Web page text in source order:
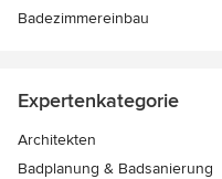
Badezimmereinbau
Expertenkategorie
Architekten
Badplanung & Badsanierung